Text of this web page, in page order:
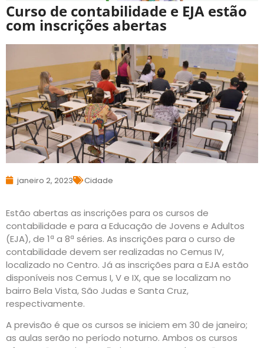
Curso de contabilidade e EJA estão
com inscrições abertas
janeiro 2, 2023 Cidade
Estão abertas as inscrições para os cursos de
contabilidade e para a Educação de Jovens e Adultos
(EJA), de 1ª a 8ª séries. As inscrições para o curso de
contabilidade devem ser realizadas no Cemus IV,
localizado no Centro. Já as inscrições para a EJA estão
disponíveis nos Cemus I, V e IX, que se localizam no
bairro Bela Vista, São Judas e Santa Cruz,
respectivamente.
A previsão é que os cursos se iniciem em 30 de janeiro;
as aulas serão no período noturno. Ambos os cursos